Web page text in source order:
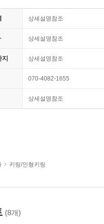
상세설명참조
상세설명참조
상세설명참조
070-4082-1655
상세설명참조
키링/인형키링
(8개)